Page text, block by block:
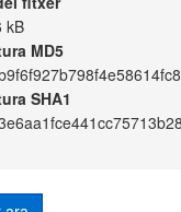
kB
MD5
SHA1